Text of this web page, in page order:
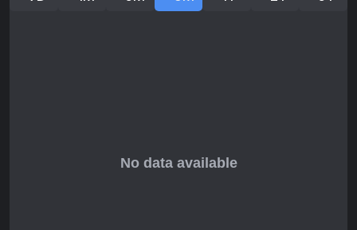
Con parches continuos que resuelven problemas, sigue